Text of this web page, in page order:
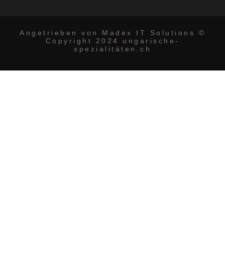
Angetrieben von Madex IT Solutions ©
Copyright 2024 ungarische-
spezialitäten.ch